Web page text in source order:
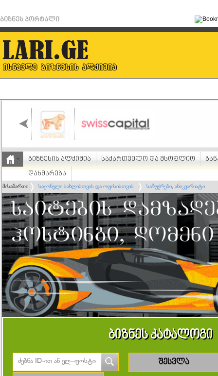
ბიზნეს პორტალი
ბიზნესის ალქიმია საქართველო და მსოფლიო
დახმარება
მისამართი: საქონელი სახლისთვის და ოფისისთვის საჩუქრები, ანიკვარიატი
ბიზნეს კატალოგი
შესვლა